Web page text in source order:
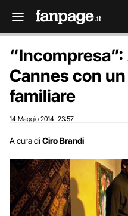
Cannes con
familiare
14 Maggio 2014 23:57
A cura di Ciro Brandi